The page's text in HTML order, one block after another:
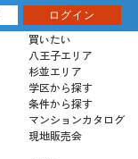
買いたい
八王子エリア
杉並エリア
学区から探す
条件から探す
マンションカタログ
現地販売会
ログイン